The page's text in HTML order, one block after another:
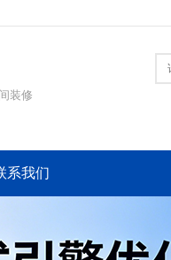
装修
系我们